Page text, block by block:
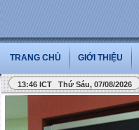
TRANG CHỦ GIỚI THIỆU
13:46 ICT Thứ Sáu, 07/08/2026